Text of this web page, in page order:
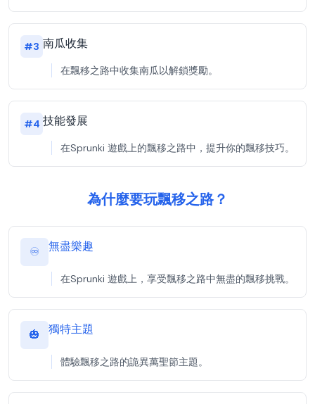
#3 南瓜收集
在飄移之路中收集南瓜以解鎖獎勵。
#4 技能發展
在Sprunki 遊戲上的飄移之路中，提升你的飄移技巧。
為什麼要玩飄移之路？
♾️ 無盡樂趣
在Sprunki 遊戲上，享受飄移之路中無盡的飄移挑戰。
🎃 獨特主題
體驗飄移之路的詭異萬聖節主題。